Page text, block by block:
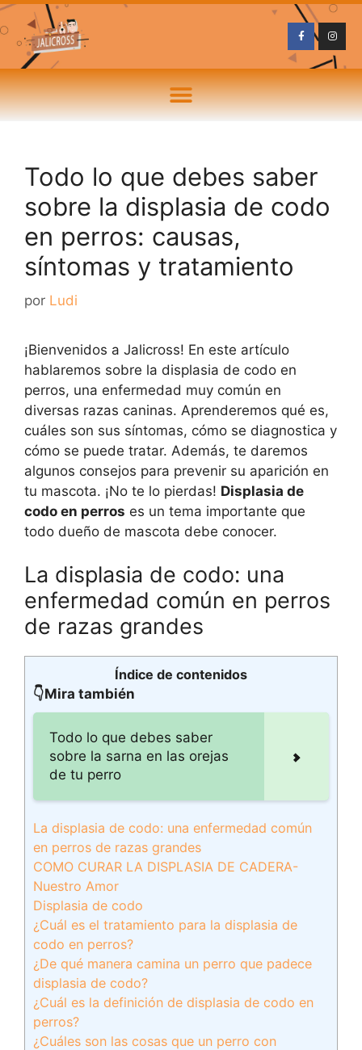
Todo lo que debes saber
sobre la displasia de codo
en perros: causas,
síntomas y tratamiento
por Ludi
¡Bienvenidos a Jalicross! En este artículo
hablaremos sobre la displasia de codo en
perros, una enfermedad muy común en
diversas razas caninas. Aprenderemos qué es,
cuáles son sus síntomas, cómo se diagnostica y
cómo se puede tratar. Además, te daremos
algunos consejos para prevenir su aparición en
tu mascota. ¡No te lo pierdas! Displasia de
codo en perros es un tema importante que
todo dueño de mascota debe conocer.
La displasia de codo: una
enfermedad común en perros
de razas grandes
Índice de contenidos
👇Mira también
Todo lo que debes saber
sobre la sarna en las orejas
de tu perro
La displasia de codo: una enfermedad común
en perros de razas grandes
COMO CURAR LA DISPLASIA DE CADERA-
Nuestro Amor
Displasia de codo
¿Cuál es el tratamiento para la displasia de
codo en perros?
¿De qué manera camina un perro que padece
displasia de codo?
¿Cuál es la definición de displasia de codo en
perros?
¿Cuáles son las cosas que un perro con